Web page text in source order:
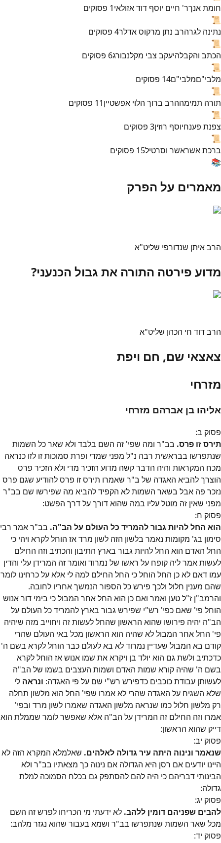
חומת אנךר' חיים יוסף דוד אזולאי1 פסוקים
📜
נתינה לגרהרב נתן מרקוס אדלר4 פסוקים
📜
הכתב והקבלהיעקב צבי מקלנבורג6 פסוקים
📜
מלבי"םמלבי"ם14 פסוקים
📜
תורה תמימההרב ברוך הלוי אפשטיין11 פסוקים
📜
צפנת פענחיוסף רוזין3 פסוקים
📜
ברכת אשראשר וסרטיל15 פסוקים
📚
מאמרים על הפרק
הרב איתן שנדורפי שליט"א
מדוע פירטה התורה את גבול הכנעני?
הרב דוד חי הכהן שליט"א
צאצאי שם, חם ויפת
מזרחי
אליהו בן אברהם מזרחי
פסוק ב:
תירס זו פרס. בב"ר ומה שפי' זה השם בלבד ולא שאר כל השמות
שנתפרשו בבראשית רבה נ"ל מפני שמדי ופרת סמוכות זו לזו כנראה
מכח המקראות והיה הדבר קשה מדוע הזכיר מדי ולא הזכיר פרס
הוצרך להביא האגדה של ב"ר שאמרו תירס זו פרס להודיע שגם פרס
נזכר פה אבל בשאר השמות לא הקפיד להביא מה שפירשו שם בב"ר
מפני שאין זה מוטל עליו במה שהוא דורך על דרך הפשט:
פסוק ח:
הוא החל להיות גבור להמריד כל העולם על הב"ה. בב"ר אמר רבי
סימון בג' מקומות נאמר בלשון הזה לשון מרד אז הוחל לקרא ויהי כי
החל האדם הוא החל להיות גבור בארץ התיבון והכתיב וזה החילם
לעשות אמר ליה קופח על ראשו של נמרוד ואומר זה המרידן עלי והדין
עמו דאם לא כן החל הוחל כי החל החילם למה לי אלא על כרחינו לומר
שהם מענין חלול ולכך פירש כל הספור הנמשך אחריו לחובה.
והרמב"ן ז"ל טען ואמר ואם כן הוא החל אחר המבול כי בימי דור אנוש
הוחל פי' שאם כפי' רש"י שפירש גבור בארץ להמריד כל העולם על
הב"ה יהיה פירושו שהוא הראשון שהחל לעשות זה ויחוייב מזה שיהיה
פי' החל אחר המבול לא שהיה הוא הראשון מכל באי העולם שהרי
קודם בא המבול שעדיין נמרוד לא בא לעולם כבר הוחל לקרא בשם ה'
כדכתיב ולשת גם הוא יולד בן ויקרא את שמו אנוש אז הוחל לקרא
בשם ה' שהיה קורא שמות האדם ושמות העצבים בשמו של הב"ה
לעשותן עבודת כוכבים כדפירש רש"י שם על פי האגדה: ונראה לי
שלא השגיח על האגדה שהרי לא אמרו שפי' החל הוא מלשון תחלה
רק מלשון חלול כמו שנראה מלשון האגדה שאמרו לשון מרד ובפי'
אמרו וזה החילם זה המרידן על הב"ה אלא שאפשר לומר שממלת הוא
דייק שהוא הראשון:
פסוק יב:
שנאמר ונינוה היתה עיר גדולה לאלהים. שאלמלא המקרא הזה לא
היינו יודעים אם רסן היא הגדולה אם נינוה כך מצאתיו בב"ר ולא
הבינותי דבריהם כי היה להם להסתפק גם בכלח הסמוכה למלת
גדולה:
פסוק יג:
להבים שפניהם דומין ללהב. לא ידעתי מי הכריחו לפרש זה השם
מכל שאר השמות שנתפרשו בב"ר ושמא בעבור שהוא נגזר מלהב:
פסוק יד: